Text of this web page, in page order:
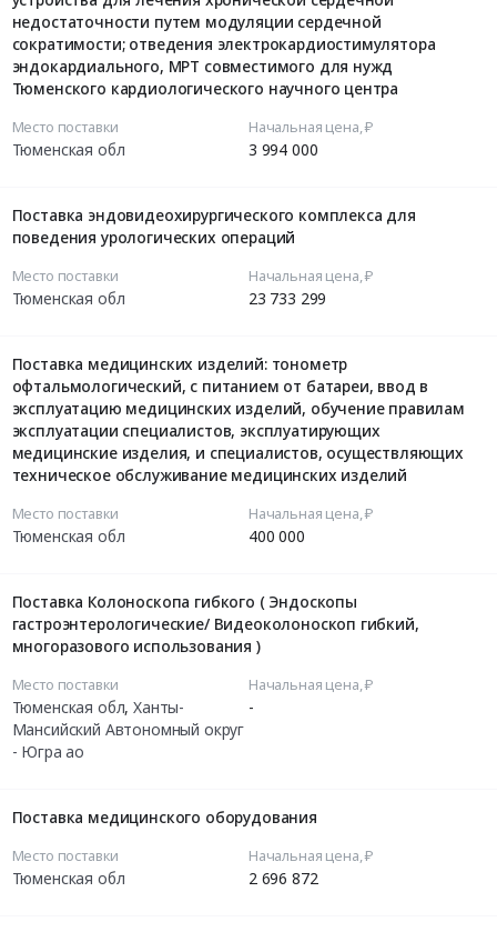
недостаточности путем модуляции сердечной
сократимости; отведения электрокардиостимулятора
эндокардиального, МРТ совместимого для нужд
Тюменского кардиологического научного центра
Место поставки
Тюменская обл
Начальная цена, ₽
3 994 000
Поставка эндовидеохирургического комплекса для
поведения урологических операций
Место поставки
Тюменская обл
Начальная цена, ₽
23 733 299
Поставка медицинских изделий: тонометр
офтальмологический, с питанием от батареи, ввод в
эксплуатацию медицинских изделий, обучение правилам
эксплуатации специалистов, эксплуатирующих
медицинские изделия, и специалистов, осуществляющих
техническое обслуживание медицинских изделий
Место поставки
Тюменская обл
Начальная цена, ₽
400 000
Поставка Колоноскопа гибкого ( Эндоскопы
гастроэнтерологические/ Видеоколоноскоп гибкий,
многоразового использования )
Место поставки
Тюменская обл,Ханты-
Мансийский Автономный округ
- Югра ао
Начальная цена, ₽
-
Поставка медицинского оборудования
Место поставки
Тюменская обл
Начальная цена, ₽
2 696 872